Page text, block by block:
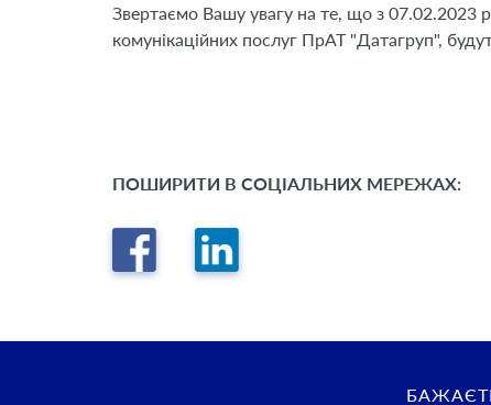
Звертаємо Вашу увагу на те, що з 07.02.2023
комунікаційних послуг ПрАТ "Датагруп",
ПОШИРИТИ В СОЦІАЛЬНИХ МЕРЕЖАХ: